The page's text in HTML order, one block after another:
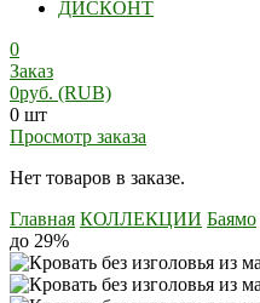
ДИСКОНТ
0
Заказ
0руб. (RUB)
0 шт
Просмотр заказа
Нет товаров в заказе.
Главная КОЛЛЕКЦИИ Баямо
до 29%